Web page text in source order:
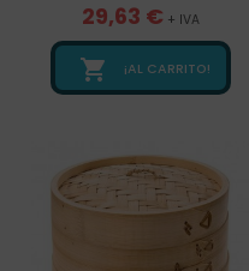
29,63 € + IVA
 ¡AL CARRITO!